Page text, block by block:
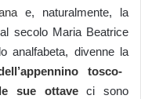
e, naturalmente, la
al secolo Maria Beatrice
analfabeta, divenne la
tosco-
sue ottaveci sono